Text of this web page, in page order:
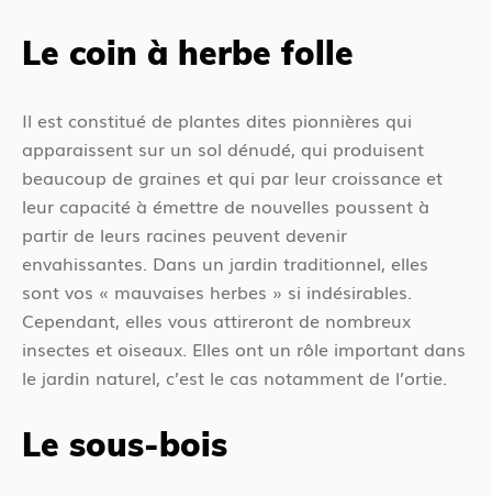
Le coin à herbe folle
Il est constitué de plantes dites pionnières qui
apparaissent sur un sol dénudé, qui produisent
beaucoup de graines et qui par leur croissance et
leur capacité à émettre de nouvelles poussent à
partir de leurs racines peuvent devenir
envahissantes. Dans un jardin traditionnel, elles
sont vos « mauvaises herbes » si indésirables.
Cependant, elles vous attireront de nombreux
insectes et oiseaux. Elles ont un rôle important dans
le jardin naturel, c’est le cas notamment de l’ortie.
Le sous-bois